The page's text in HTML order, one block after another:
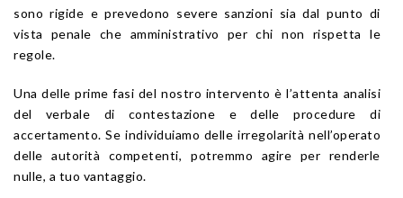
sono rigide e prevedono severe sanzioni sia dal punto di
vista penale che amministrativo per chi non rispetta le
regole.
Una delle prime fasi del nostro intervento è l’attenta analisi
del verbale di contestazione e delle procedure di
accertamento. Se individuiamo delle irregolarità nell’operato
delle autorità competenti, potremmo agire per renderle
nulle, a tuo vantaggio.